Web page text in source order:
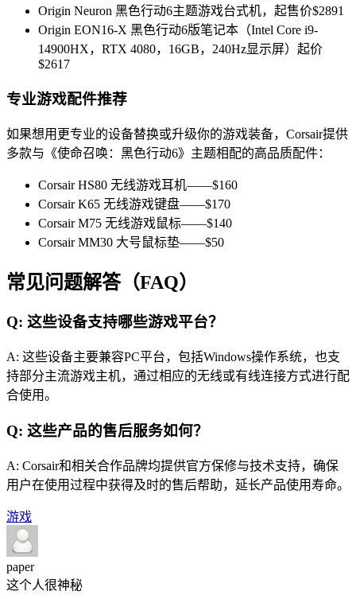
Origin Neuron 黑色行动6主题游戏台式机，起售价$2891
Origin EON16-X 黑色行动6版笔记本（Intel Core i9-
14900HX，RTX 4080，16GB，240Hz显示屏）起价
$2617
专业游戏配件推荐
如果想用更专业的设备替换或升级你的游戏装备，Corsair提供
多款与《使命召唤：黑色行动6》主题相配的高品质配件：
Corsair HS80 无线游戏耳机——$160
Corsair K65 无线游戏键盘——$170
Corsair M75 无线游戏鼠标——$140
Corsair MM30 大号鼠标垫——$50
常见问题解答（FAQ）
Q: 这些设备支持哪些游戏平台？
A: 这些设备主要兼容PC平台，包括Windows操作系统，也支
持部分主流游戏主机，通过相应的无线或有线连接方式进行配
合使用。
Q: 这些产品的售后服务如何？
A: Corsair和相关合作品牌均提供官方保修与技术支持，确保
用户在使用过程中获得及时的售后帮助，延长产品使用寿命。
游戏
paper
这个人很神秘